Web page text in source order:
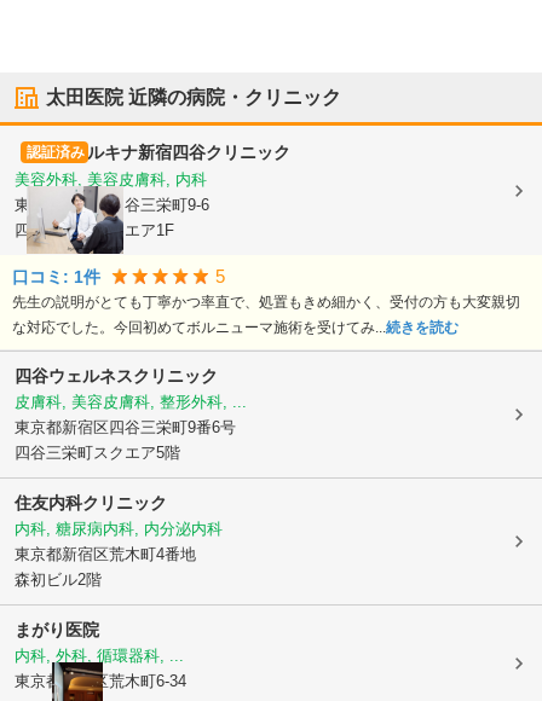
太田医院近隣の病院・クリニック
認証済みルキナ新宿四谷クリニック
美容外科, 美容皮膚科, 内科
東京都新宿区四谷三栄町9-6
四谷三栄町スクエア1F
口コミ: 1件 5
先生の説明がとても丁寧かつ率直で、処置もきめ細かく、受付の方も大変親切
な対応でした。今回初めてボルニューマ施術を受けてみ... 続きを読む
四谷ウェルネスクリニック
皮膚科, 美容皮膚科, 整形外科, ...
東京都新宿区四谷三栄町9番6号
四谷三栄町スクエア5階
住友内科クリニック
内科, 糖尿病内科, 内分泌内科
東京都新宿区荒木町4番地
森初ビル2階
まがり医院
内科, 外科, 循環器科, ...
東京都新宿区荒木町6-34